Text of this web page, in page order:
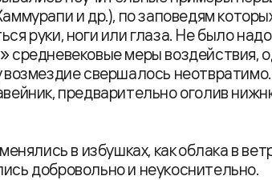
и др.), по заповедям
руки, ноги или глаза. Не было
средневековые меры воздействия,
свершалось
предварительно оголив
в избушках, как облака в
добровольно и неукоснительно.